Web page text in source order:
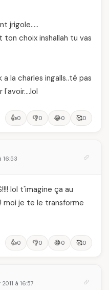
jrigole…..
ton choix inshallah tu vas
a la charles ingalls..té pas
👍0 👎0 😂0 🥰0
16:53
lol t'imagine ça au
moi je te le transforme
👍0 👎0 😂0 🥰0
2011 à 16:57